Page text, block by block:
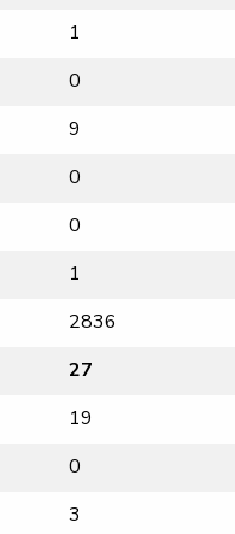
1
0
9
0
0
1
2836
27
19
0
3